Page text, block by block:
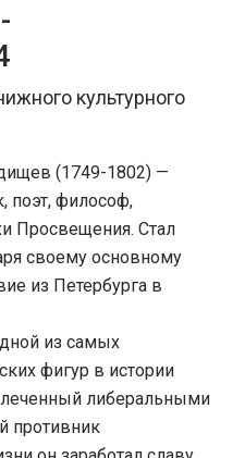
культурного
(1749-1802) —
поэт, философ,
Просвещения. Стал
своему основному
из Петербурга в
из самых
фигур в истории
либеральными
противник